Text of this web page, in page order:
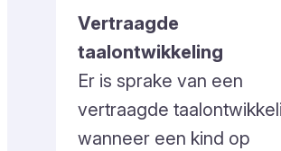
Vertraagde
taalontwikkeling
Er is sprake van een
vertraagde
wanneer een kind op